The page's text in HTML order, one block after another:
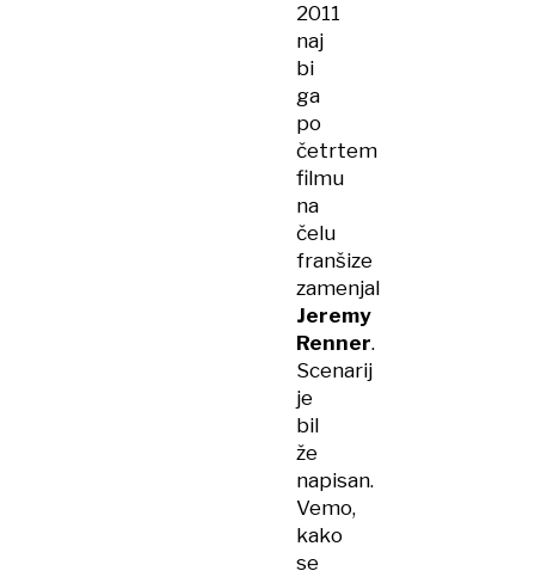
2011
naj
bi
ga
po
četrtem
filmu
na
čelu
franšize
zamenjal
Jeremy
Renner.
Scenarij
je
bil
že
napisan.
Vemo,
kako
se